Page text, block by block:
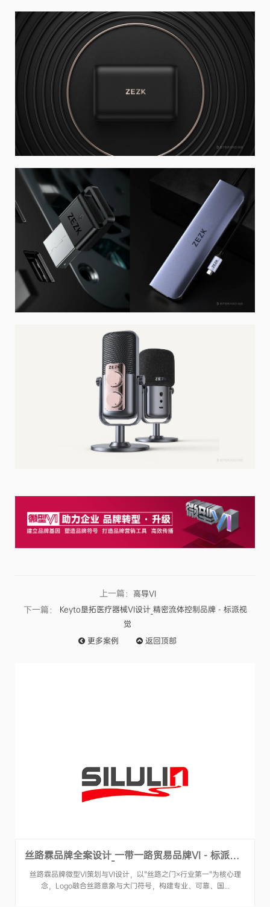
上一篇： 高导VI
下一篇： Keyto垦拓医疗器械VI设计_精密流体控制品牌 - 标派视
觉
更多案例 返回顶部
丝路霖品牌全案设计_一带一路贸易品牌VI - 标派视觉
丝路霖品牌微型VI策划与VI设计，以"丝路之门×行业第一"为核心理
念，Logo融合丝路意象与大门符号，构建专业、可靠、国...